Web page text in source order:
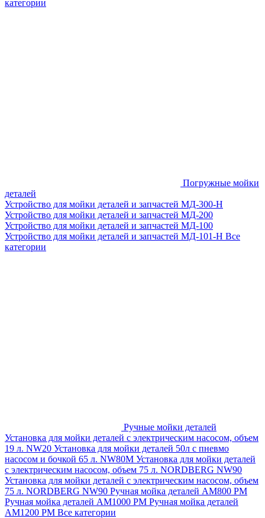
категории
Погружные мойки
деталей
Устройство для мойки деталей и запчастей МД-300-H
Устройство для мойки деталей и запчастей МД-200
Устройство для мойки деталей и запчастей МД-100
Устройство для мойки деталей и запчастей МД-101-Н Все
категории
Ручные мойки деталей
Установка для мойки деталей с электрическим насосом, объем
19 л. NW20 Установка для мойки деталей 50л с пневмо
насосом и бочкой 65 л. NW80M Установка для мойки деталей
с электрическим насосом, объем 75 л. NORDBERG NW90
Установка для мойки деталей с электрическим насосом, объем
75 л. NORDBERG NW90 Ручная мойка деталей АМ800 РМ
Ручная мойка деталей АМ1000 РМ Ручная мойка деталей
АМ1200 РМ Все категории